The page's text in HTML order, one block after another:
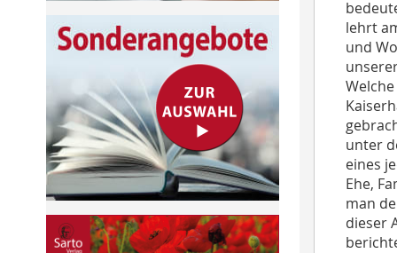
lehrt
und
unter
eines
Ehe,
man
dieser